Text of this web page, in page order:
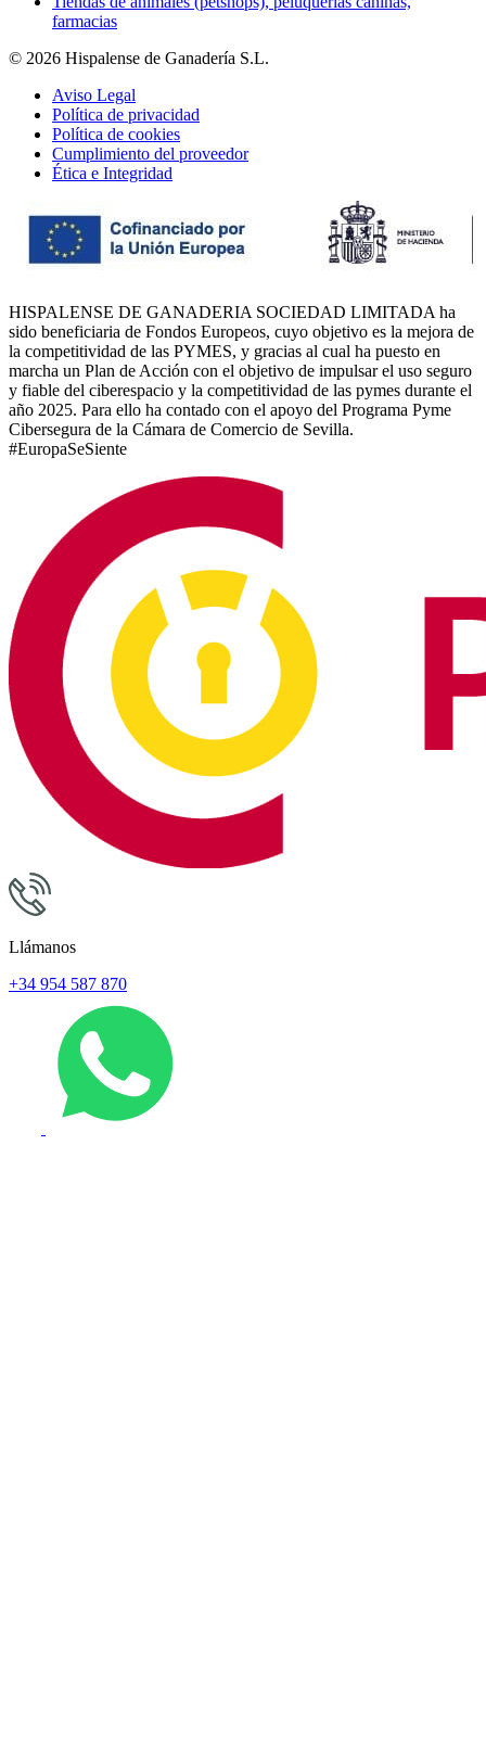
farmacias
© 2026 Hispalense de Ganadería S.L.
Aviso Legal
Política de privacidad
Política de cookies
Cumplimiento del proveedor
Ética e Integridad
HISPALENSE DE GANADERIA SOCIEDAD LIMITADA ha
sido beneficiaria de Fondos Europeos, cuyo objetivo es la mejora de
la competitividad de las PYMES, y gracias al cual ha puesto en
marcha un Plan de Acción con el objetivo de impulsar el uso seguro
y fiable del ciberespacio y la competitividad de las pymes durante el
año 2025. Para ello ha contado con el apoyo del Programa Pyme
Cibersegura de la Cámara de Comercio de Sevilla.
#EuropaSeSiente
Llámanos
+34 954 587 870